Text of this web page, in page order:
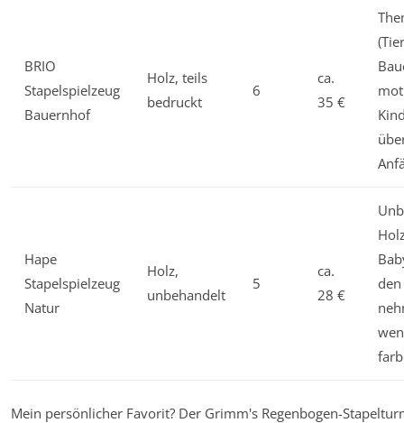
BRIO
Stapelspielzeug
Bauernhof
Holz, teils
bedruckt
6
ca.
35 €
Hape
Stapelspielzeug
Natur
Holz,
unbehandelt
5
ca.
28 €
Mein persönlicher Favorit? Der Grimm's Regenbogen-